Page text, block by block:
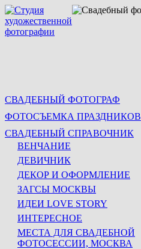
СВАДЕБНЫЙ ФОТОГРАФ
ФОТОСЪЕМКА ПРАЗДНИКОВ
СВАДЕБНЫЙ СПРАВОЧНИК
ВЕНЧАНИЕ
ДЕВИЧНИК
ДЕКОР И ОФОРМЛЕНИЕ
ЗАГСЫ МОСКВЫ
ИДЕИ LOVE STORY
ИНТЕРЕСНОЕ
МЕСТА ДЛЯ СВАДЕБНОЙ
ФОТОСЕССИИ, МОСКВА